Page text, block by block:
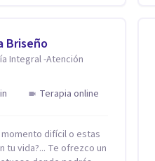
Briseño
Integral -Atención
Terapia online
difícil o estas
tu vida?... Te ofrezco un